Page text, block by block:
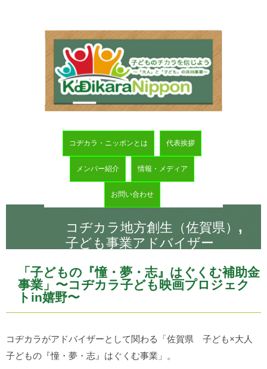
コヂカラ・ニッポンとは 代表挨拶
メンバー紹介 情報・メディア
お問い合わせ
コヂカラ地方創生（佐賀県） ,
子ども事業アドバイザー
「子どもの『憧・夢・志』はぐくむ補助金
事業」〜コヂカラ子ども映画プロジェク
トin嬉野〜
コヂカラがアドバイザーとして関わる「佐賀県 子ども×大人
子どもの『憧・夢・志』はぐくむ事業」。